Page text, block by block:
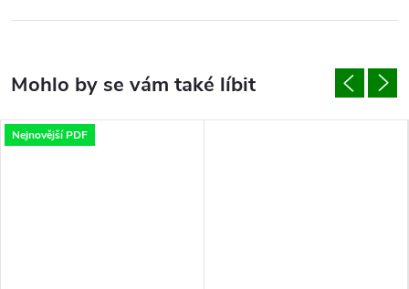
Nejnovější PDF